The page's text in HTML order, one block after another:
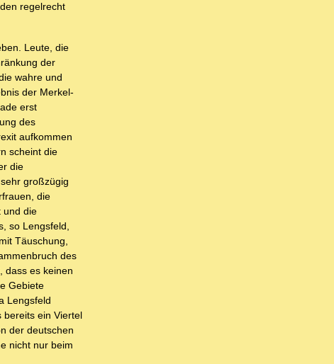
regelrecht
Leute, die
der
wahre und
der Merkel-
erst
des
aufkommen
scheint die
die
großzügig
die
und die
so Lengsfeld,
Täuschung,
des
dass es keinen
Gebiete
Lengsfeld
bereits ein Viertel
der deutschen
nicht nur beim